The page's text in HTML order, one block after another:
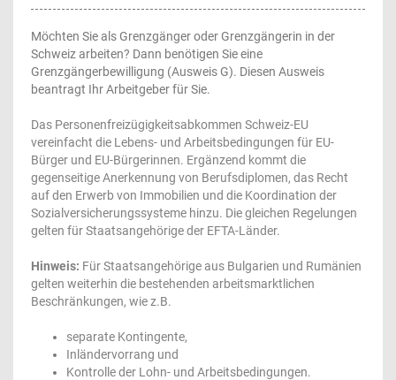
Möchten Sie als Grenzgänger oder Grenzgängerin in der
Schweiz arbeiten? Dann benötigen Sie eine
Grenzgängerbewilligung (Ausweis G). Diesen Ausweis
beantragt Ihr Arbeitgeber für Sie.
Das Personenfreizügigkeitsabkommen Schweiz-EU
vereinfacht die Lebens- und Arbeitsbedingungen für EU-
Bürger und EU-Bürgerinnen. Ergänzend kommt die
gegenseitige Anerkennung von Berufsdiplomen, das Recht
auf den Erwerb von Immobilien und die Koordination der
Sozialversicherungssysteme hinzu. Die gleichen Regelungen
gelten für Staatsangehörige der EFTA-Länder.
Hinweis: Für Staatsangehörige aus Bulgarien und Rumänien
gelten weiterhin die bestehenden arbeitsmarktlichen
Beschränkungen, wie z.B.
separate Kontingente,
Inländervorrang und
Kontrolle der Lohn- und Arbeitsbedingungen.